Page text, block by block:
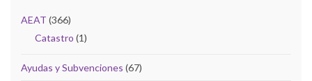
AEAT (366)
Catastro (1)
Ayudas y Subvenciones (67)